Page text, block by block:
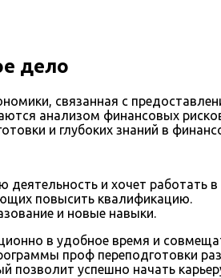
дело
связанная с
анализом финансовых
и глубоких знаний в
деятельность и хочет работать в
повысить квалификацию.
и новые навыки.
в удобное время и
проф переподготовки
позволит успешно начать